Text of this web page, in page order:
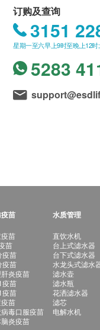
订购及查询
3151
星期一至六早上9时至晚上12
5283
苗
疫苗
苗
疫苗
疫苗
炎疫苗
疫苗
疫苗
苗
毒口服疫苗
脑炎疫苗
水质管理
直饮水机
台上式滤水器
台下式滤水器
水龙头式滤水
滤水壶
滤水瓶
花洒滤水器
滤芯
电解水机